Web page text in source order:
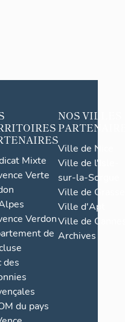
Mixte
Verte
Verdon
de
des
du pays
NOS VILLES
Ville de Nice
Ville de l'Isle-
sur-la-Sorgue
Ville de Grasse
Ville d'Apt
Ville de
Archives